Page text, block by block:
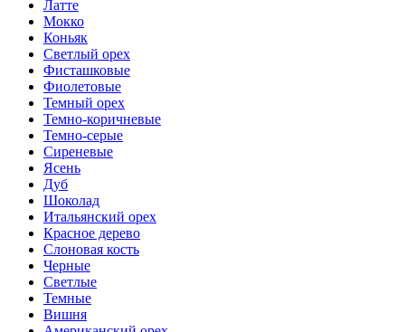
Латте
Мокко
Коньяк
Светлый орех
Фисташковые
Фиолетовые
Темный орех
Темно-коричневые
Темно-серые
Сиреневые
Ясень
Дуб
Шоколад
Итальянский орех
Красное дерево
Слоновая кость
Черные
Светлые
Темные
Вишня